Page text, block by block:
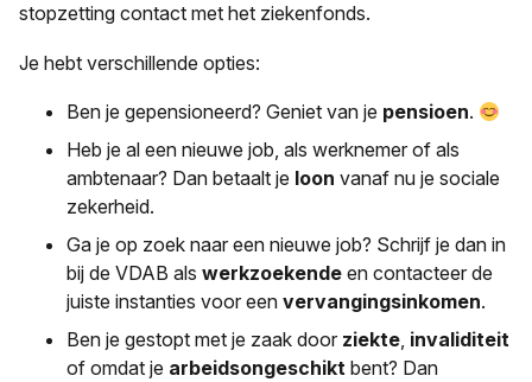
stopzetting contact met het ziekenfonds.
Je hebt verschillende opties:
Ben je gepensioneerd? Geniet van je pensioen.
Heb je al een nieuwe job, als werknemer of als
ambtenaar? Dan betaalt je loon vanaf nu je sociale
zekerheid.
Ga je op zoek naar een nieuwe job? Schrijf je dan in
bij de VDAB als werkzoekende en contacteer de
juiste instanties voor een vervangingsinkomen.
Ben je gestopt met je zaak door ziekte, invaliditeit
of omdat je arbeidsongeschikt bent? Dan